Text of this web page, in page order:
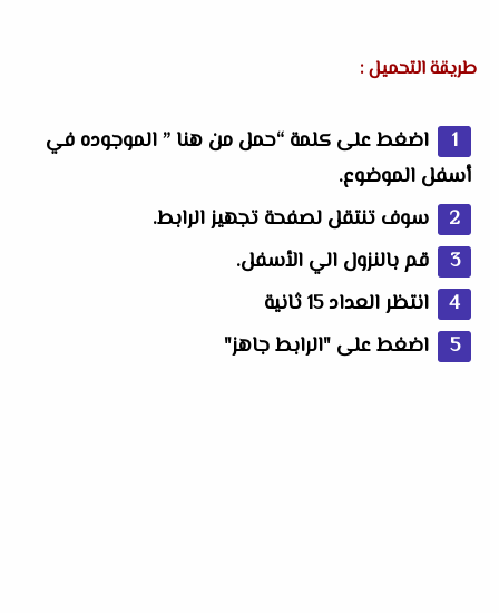
طريقة التحميل :
اضغط على كلمة “حمل من هنا ” الموجوده في
أسفل الموضوع.
سوف تنتقل لصفحة تجهيز الرابط.
قم بالنزول الي الأسفل.
انتظر العداد 15 ثانية
اضغط على "الرابط جاهز"